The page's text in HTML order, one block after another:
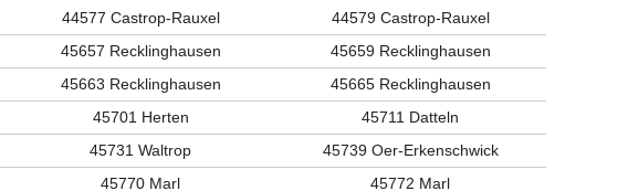
44577 Castrop-Rauxel
44579 Castrop-Rauxel
45657 Recklinghausen
45659 Recklinghausen
45663 Recklinghausen
45665 Recklinghausen
45701 Herten
45711 Datteln
45731 Waltrop
45739 Oer-Erkenschwick
45770 Marl
45772 Marl